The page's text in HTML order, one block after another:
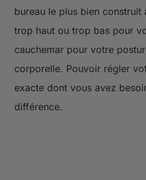
bureau le plus bien construit
trop haut ou trop bas pour
cauchemar pour votre
corporelle. Pouvoir régler
exacte dont vous avez
différence.